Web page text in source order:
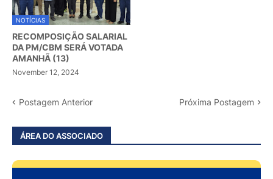
NOTÍCIAS
RECOMPOSIÇÃO SALARIAL
DA PM/CBM SERÁ VOTADA
AMANHÃ (13)
November 12, 2024
Postagem Anterior Próxima Postagem
ÁREA DO ASSOCIADO